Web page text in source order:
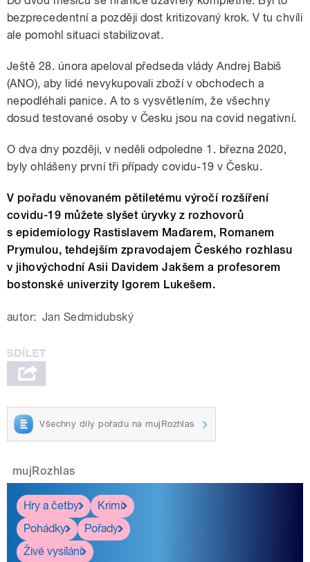
bezprecedentní a později dost kritizovaný krok. V tu chvíli
ale pomohl situaci stabilizovat.
Ještě 28. února apeloval předseda vlády Andrej Babiš
(ANO), aby lidé nevykupovali zboží v obchodech a
nepodléhali panice. A to s vysvětlením, že všechny
dosud testované osoby v Česku jsou na covid negativní.
O dva dny později, v neděli odpoledne 1. března 2020,
byly ohlášeny první tři případy covidu-19 v Česku.
V pořadu věnovaném pětiletému výročí rozšíření
covidu-19 můžete slyšet úryvky z rozhovorů
s epidemiology Rastislavem Maďarem, Romanem
Prymulou, tehdejším zpravodajem Českého rozhlasu
v jihovýchodní Asii Davidem Jakšem a profesorem
bostonské univerzity Igorem Lukešem.
autor: Jan Sedmidubský
Všechny díly pořadu na mujRozhlas
mujRozhlas
Hry a četby
Krimi
Pohádky
Pořady
Živé vysílání